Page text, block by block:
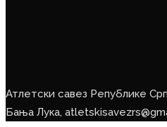
Атлетски савез Републике
Бања Лука,